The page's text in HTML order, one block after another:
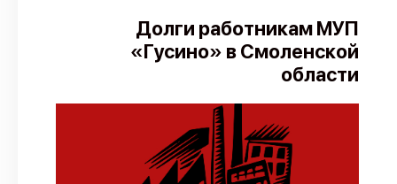
Поиск
Карта событий
Трудовые конфликты
Отчеты
Долги работникам МУП
«Гусино» в Смоленской
области